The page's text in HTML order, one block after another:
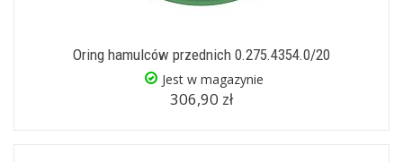
Oring hamulców przednich 0.275.4354.0/20
Jest w magazynie
306,90 zł